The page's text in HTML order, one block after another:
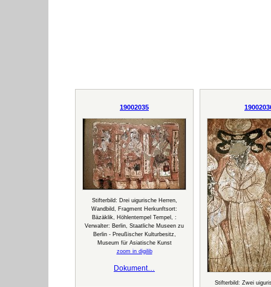
19002035
Stifterbild: Drei uigurische Herren,
Wandbild, Fragment Herkunftsort:
Bäzäklik, Höhlentempel Tempel, :
Verwalter: Berlin, Staatliche Museen zu
Berlin - Preußischer Kulturbesitz,
Museum für Asiatische Kunst
zoom in digilib
Dokument…
Stifterbild: Zwei